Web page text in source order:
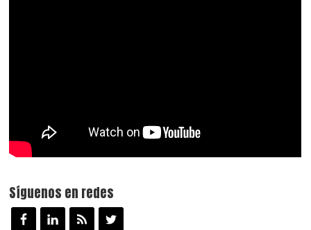
Síguenos en redes